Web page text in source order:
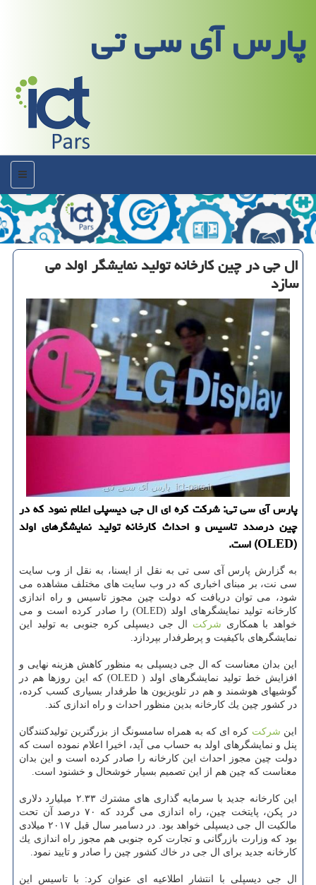
پارس آی سی تی
منو
ال جی در چین كارخانه تولید نمایشگر اولد می
سازد
پارس آی سی تی: شركت كره ای ال جی دیسپلی اعلام نمود كه در
چین درصدد تاسیس و احداث كارخانه تولید نمایشگرهای اولد
(OLED) است.
به گزارش پارس آی سی تی به نقل از ایسنا، به نقل از وب سایت
سی نت، بر مبنای اخباری كه در وب سایت های مختلف مشاهده می
شود، می توان دریافت كه دولت چین مجوز تاسیس و راه اندازی
كارخانه تولید نمایشگرهای اولد (OLED) را صادر كرده است و می
خواهد با همكاری شركت ال جی دیسپلی كره جنوبی به تولید این
نمایشگرهای باكیفیت و پرطرفدار بپردازد.
این بدان معناست كه ال جی دیسپلی به منظور كاهش هزینه نهایی و
افزایش خط تولید نمایشگرهای اولد ( OLED) كه این روزها هم در
گوشیهای هوشمند و هم در تلویزیون ها طرفدار بسیاری كسب كرده،
در كشور چین یك كارخانه بدین منظور احداث و راه اندازی كند.
این شركت كره ای كه به همراه سامسونگ از بزرگترین تولیدكنندگان
پنل و نمایشگرهای اولد به حساب می آید، اخیرا اعلام نموده است كه
دولت چین مجوز احداث این كارخانه را صادر كرده است و این بدان
معناست كه چین هم از این تصمیم بسیار خوشحال و خشنود است.
این كارخانه جدید با سرمایه گذاری های مشترك ۲.۳۳ میلیارد دلاری
در پكن، پایتخت چین، راه اندازی می گردد كه ۷۰ درصد آن تحت
مالكیت ال جی دیسپلی خواهد بود. در دسامبر سال قبل ۲۰۱۷ میلادی
بود كه وزارت بازرگانی و تجارت كره جنوبی هم مجوز راه اندازی یك
كارخانه جدید برای ال جی در خاك كشور چین را صادر و تایید نمود.
ال جی دیسپلی با انتشار اطلاعیه ای عنوان كرد: با تاسیس این